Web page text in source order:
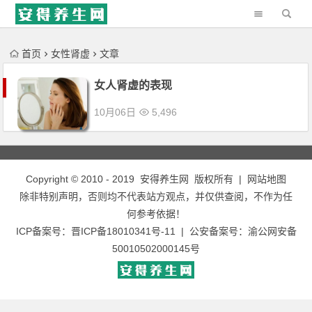
'); })();
首页 女性肾虚 文章
女人肾虚的表现
10月06日 5,496
Copyright © 2010 - 2019 安得养生网 版权所有 |
网站地图
除非特别声明，否则均不代表站方观点，并仅供查阅，不作为任
何参考依据！
ICP备案号： 晋ICP备18010341号-11 | 公安备案号： 渝公网安备
50010502000145号